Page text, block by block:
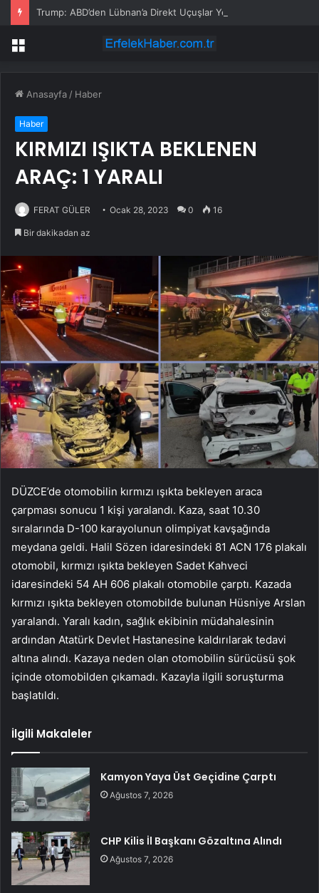
Menü
Anasayfa / Haber
Haber
KIRMIZI IŞIKTA BEKLENEN
ARAÇ: 1 YARALI
FERAT GÜLER Ocak 28, 2023 0 16
Bir dakikadan az
DÜZCE’de otomobilin kırmızı ışıkta bekleyen araca
çarpması sonucu 1 kişi yaralandı. Kaza, saat 10.30
sıralarında D-100 karayolunun olimpiyat kavşağında
meydana geldi. Halil Sözen idaresindeki 81 ACN 176 plakalı
otomobil, kırmızı ışıkta bekleyen Sadet Kahveci
idaresindeki 54 AH 606 ​​plakalı otomobile çarptı. Kazada
kırmızı ışıkta bekleyen otomobilde bulunan Hüsniye Arslan
yaralandı. Yaralı kadın, sağlık ekibinin müdahalesinin
ardından Atatürk Devlet Hastanesine kaldırılarak tedavi
altına alındı. Kazaya neden olan otomobilin sürücüsü şok
içinde otomobilden çıkamadı. Kazayla ilgili soruşturma
başlatıldı.
İlgili Makaleler
Kamyon Yaya Üst Geçidine Çarptı
Ağustos 7, 2026
CHP Kilis İl Başkanı Gözaltına Alındı
Ağustos 7, 2026